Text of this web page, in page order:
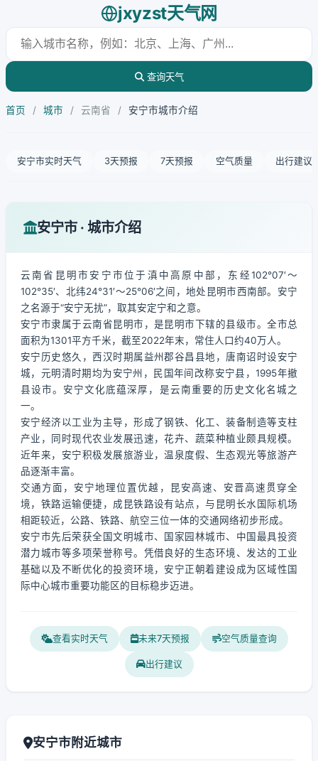
jxyzst天气网
查询天气
首页 / 城市 / 云南省 / 安宁市城市介绍
安宁市实时天气 3天预报 7天预报 空气质量 出行建议
安宁市 · 城市介绍
云南省昆明市安宁市位于滇中高原中部，东经102°07′～
102°35′、北纬24°31′～25°06′之间，地处昆明市西南部。安宁
之名源于“安宁无扰”，取其安定宁和之意。
安宁市隶属于云南省昆明市，是昆明市下辖的县级市。全市总
面积为1301平方千米，截至2022年末，常住人口约40万人。
安宁历史悠久，西汉时期属益州郡谷昌县地，唐南诏时设安宁
城，元明清时期均为安宁州，民国年间改称安宁县，1995年撤
县设市。安宁文化底蕴深厚，是云南重要的历史文化名城之
一。
安宁经济以工业为主导，形成了钢铁、化工、装备制造等支柱
产业，同时现代农业发展迅速，花卉、蔬菜种植业颇具规模。
近年来，安宁积极发展旅游业，温泉度假、生态观光等旅游产
品逐渐丰富。
交通方面，安宁地理位置优越，昆安高速、安晋高速贯穿全
境，铁路运输便捷，成昆铁路设有站点，与昆明长水国际机场
相距较近，公路、铁路、航空三位一体的交通网络初步形成。
安宁市先后荣获全国文明城市、国家园林城市、中国最具投资
潜力城市等多项荣誉称号。凭借良好的生态环境、发达的工业
基础以及不断优化的投资环境，安宁正朝着建设成为区域性国
际中心城市重要功能区的目标稳步迈进。
查看实时天气 未来7天预报 空气质量查询
出行建议
安宁市附近城市